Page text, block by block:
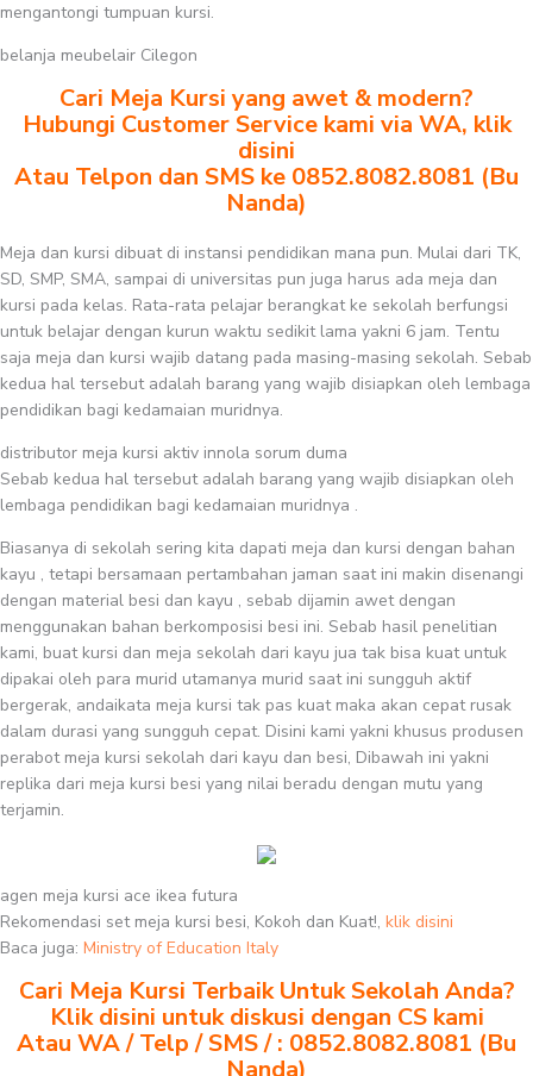
mengantongi tumpuan kursi.
belanja meubelair Cilegon
Cari Meja Kursi yang awet & modern?
Hubungi Customer Service kami via WA, klik
disini
Atau Telpon dan SMS ke 0852.8082.8081 (Bu
Nanda)
Meja dan kursi dibuat di instansi pendidikan mana pun. Mulai dari TK,
SD, SMP, SMA, sampai di universitas pun juga harus ada meja dan
kursi pada kelas. Rata-rata pelajar berangkat ke sekolah berfungsi
untuk belajar dengan kurun waktu sedikit lama yakni 6 jam. Tentu
saja meja dan kursi wajib datang pada masing-masing sekolah. Sebab
kedua hal tersebut adalah barang yang wajib disiapkan oleh lembaga
pendidikan bagi kedamaian muridnya.
distributor meja kursi aktiv innola sorum duma
Sebab kedua hal tersebut adalah barang yang wajib disiapkan oleh
lembaga pendidikan bagi kedamaian muridnya .
Biasanya di sekolah sering kita dapati meja dan kursi dengan bahan
kayu , tetapi bersamaan pertambahan jaman saat ini makin disenangi
dengan material besi dan kayu , sebab dijamin awet dengan
menggunakan bahan berkomposisi besi ini. Sebab hasil penelitian
kami, buat kursi dan meja sekolah dari kayu jua tak bisa kuat untuk
dipakai oleh para murid utamanya murid saat ini sungguh aktif
bergerak, andaikata meja kursi tak pas kuat maka akan cepat rusak
dalam durasi yang sungguh cepat. Disini kami yakni khusus produsen
perabot meja kursi sekolah dari kayu dan besi, Dibawah ini yakni
replika dari meja kursi besi yang nilai beradu dengan mutu yang
terjamin.
agen meja kursi ace ikea futura
Rekomendasi set meja kursi besi, Kokoh dan Kuat!, klik disini
Baca juga: Ministry of Education Italy
Cari Meja Kursi Terbaik Untuk Sekolah Anda?
Klik disini untuk diskusi dengan CS kami
Atau WA / Telp / SMS / : 0852.8082.8081 (Bu
Nanda)